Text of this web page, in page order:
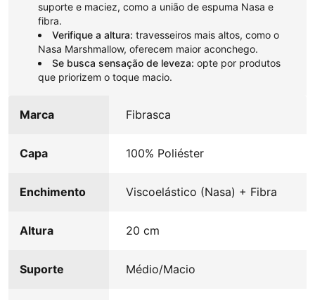
suporte e maciez, como a união de espuma Nasa e
fibra.
Verifique a altura: travesseiros mais altos, como o
Nasa Marshmallow, oferecem maior aconchego.
Se busca sensação de leveza: opte por produtos
que priorizem o toque macio.
Marca Fibrasca
Capa 100% Poliéster
Enchimento Viscoelástico (Nasa) + Fibra
Altura 20 cm
Suporte Médio/Macio